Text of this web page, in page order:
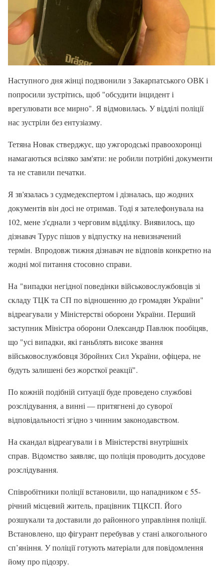
Наступного дня жінці подзвонили з Закарпатського ОВК і
попросили зустрітись, щоб "обсудити інцидент і
врегулювати все мирно". Я відмовилась. У відділі поліції
нас зустріли без ентузіазму.
Тетяна Новак стверджує, що ужгородські правоохоронці
намагаються всіляко зам'яти: не робили потрібні документи
та не ставили печатки.
Я зв'язалась з судмедекспертом і дізналась, що жодних
документів він досі не отримав. Тоді я зателефонувала на
102, мене з'єднали з черговим відділку. Виявилось, що
дізнавач Турус пішов у відпустку на невизначений
термін. Впродовж тижня дізнавач не відповів конкретно на
жодні мої питання стосовно справи.
На "випадки негідної поведінки військовослужбовців зі
складу ТЦК та СП по відношенню до громадян України"
відреагували у Міністерстві оборони України. Перший
заступник Міністра оборони Олександр Павлюк пообіцяв,
що "усі випадки, які ганьблять високе звання
військовослужбовця Збройних Сил України, офіцера, не
будуть залишені без жорсткої реакції".
По кожній подібній ситуації буде проведено службові
розслідування, а винні — притягнені до суворої
відповідальності згідно з чинним законодавством.
На скандал відреагували і в Міністерстві внутрішніх
справ. Відомство заявляє, що поліція проводить досудове
розслідування.
Співробітники поліції встановили, що нападником є 55-
річний місцевий житель, працівник ТЦКСП. Його
розшукали та доставили до районного управління поліції.
Встановлено, що фігурант перебував у стані алкогольного
сп’яніння. У поліції готують матеріали для повідомлення
йому про підозру.